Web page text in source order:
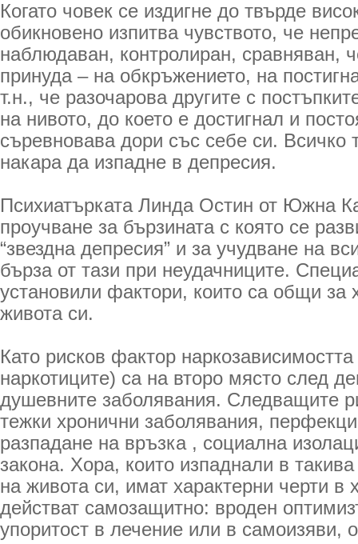
Когато човек се издигне до твърде
обикновено изпитва чувството, че
наблюдаван, контролиран, сравняван,
принуда – на обкръжението, на
т.н., че разочарова другите с
на нивото, до което е достигнал и
съревновава дори със себе си. Всичко
накара да изпадне в депресия.
Психиатърката Линда Остин от Южна
проучване за бързината с която се
“звездна депресия” и за учудване на
бърза от тази при неудачниците.
установили фактори, които са общи за
живота си.
Като рисков фактор
наркотиците) са на второ място след
душевните заболявания. Следващите
тежки хронични заболявания,
разпадане на връзка , социална
закона. Хора, които изпаднали в
на живота си, имат характерни черти в
действат самозащитно: вроден
упоритост в лечение или в самоизяви,